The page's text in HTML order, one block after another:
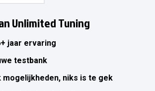
Unlimited Tuning
jaar ervaring
testbank
mogelijkheden, niks is te gek